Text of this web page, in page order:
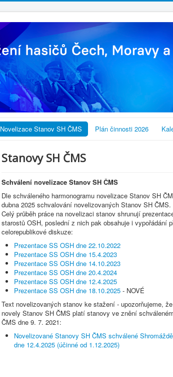
Novelizace Stanov SH ČMS Plán činnosti 2026
Stanovy SH ČMS
Schválení novelizace Stanov SH ČMS
Dle schváleného harmonogramu novelizace Stanov SH
dubna 2025 schvalování novelizovaných Stanov SH ČMS.
Celý průběh práce na novelizaci stanov shrunují
starostů OSH, poslední z nich pak obsahuje i vypořádání
celorepublikové diskuze:
Prezentace SS OSH dne 22.10.2022
Prezentace SS OSH dne 15.4.2023
Prezentace SS OSH dne 14.10.2023
Prezentace SS OSH dne 20.4.2024
Prezentace SS OSH dne 12.4.2025
Prezentace SS OSH dne 18.10.2025 - NOVÉ
Text novelizovaných stanov ke stažení - upozorňujeme,
novely Stanov SH ČMS platí stanovy ve znění
ČMS dne 9. 7. 2021:
Novelizované Stanovy SH ČMS schválené
dne 12.4.2025 (účinné od 1.12.2025)